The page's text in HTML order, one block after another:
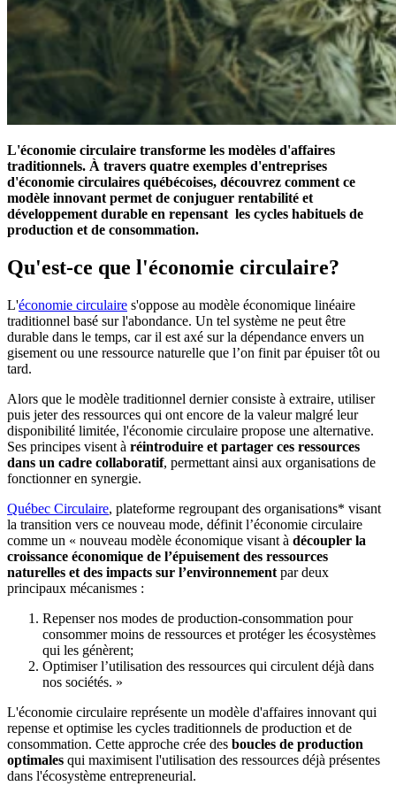
L'économie circulaire transforme les modèles d'affaires
traditionnels. À travers quatre exemples d'entreprises
d'économie circulaires québécoises, découvrez comment ce
modèle innovant permet de conjuguer rentabilité et
développement durable en repensant les cycles habituels de
production et de consommation.
Qu'est-ce que l'économie circulaire?
L'économie circulaire s'oppose au modèle économique linéaire
traditionnel basé sur l'abondance. Un tel système ne peut être
durable dans le temps, car il est axé sur la dépendance envers un
gisement ou une ressource naturelle que l’on finit par épuiser tôt ou
tard.
Alors que le modèle traditionnel dernier consiste à extraire, utiliser
puis jeter des ressources qui ont encore de la valeur malgré leur
disponibilité limitée, l'économie circulaire propose une alternative.
Ses principes visent à réintroduire et partager ces ressources
dans un cadre collaboratif, permettant ainsi aux organisations de
fonctionner en synergie.
Québec Circulaire, plateforme regroupant des organisations* visant
la transition vers ce nouveau mode, définit l’économie circulaire
comme un « nouveau modèle économique visant à découpler la
croissance économique de l’épuisement des ressources
naturelles et des impacts sur l’environnement par deux
principaux mécanismes :
Repenser nos modes de production-consommation pour
consommer moins de ressources et protéger les écosystèmes
qui les génèrent;
Optimiser l’utilisation des ressources qui circulent déjà dans
nos sociétés. »
L'économie circulaire représente un modèle d'affaires innovant qui
repense et optimise les cycles traditionnels de production et de
consommation. Cette approche crée des boucles de production
optimales qui maximisent l'utilisation des ressources déjà présentes
dans l'écosystème entrepreneurial.